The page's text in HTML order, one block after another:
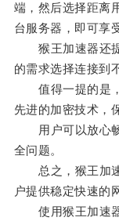
端，然后选择距离
台服务器，即可享
猴王加速器还提
的需求选择连接到
值得一提的是，
先进的加密技术，
用户可以放心畅
全问题。
总之，猴王加速
户提供稳定快速的
使用猴王加速器